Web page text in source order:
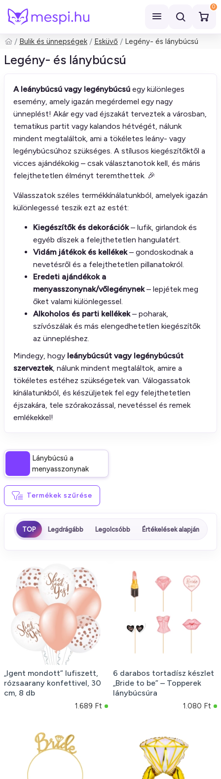
0
Keresés
Bulik és ünnepségek Esküvő Legény- és lánybúcsú
Legény- és lánybúcsú
A leánybúcsú vagy legénybúcsú egy különleges
esemény, amely igazán megérdemel egy nagy
ünneplést! Akár egy vad éjszakát terveztek a városban,
tematikus partit vagy kalandos hétvégét, nálunk
mindent megtaláltok, ami a tökéletes leány- vagy
legénybúcsúhoz szükséges. A stílusos kiegészítőktől a
vicces ajándékokig – csak választanotok kell, és máris
felejthetetlen élményt teremthettek. 🎉
Válasszatok széles termékkínálatunkból, amelyek igazán
különlegessé teszik ezt az estét:
Kiegészítők és dekorációk– lufik, girlandok és
egyéb díszek a felejthetetlen hangulatért.
Vidám játékok és kellékek– gondoskodnak a
nevetésről és a felejthetetlen pillanatokról.
Eredeti ajándékok a
menyasszonynak/vőlegénynek– lepjétek meg
őket valami különlegessel.
Alkoholos és parti kellékek– poharak,
szívószálak és más elengedhetetlen kiegészítők
az ünnepléshez.
Mindegy, hogy leánybúcsút vagy legénybúcsút
szerveztek, nálunk mindent megtaláltok, amire a
tökéletes estéhez szükségetek van. Válogassatok
kínálatunkból, és készüljetek fel egy felejthetetlen
éjszakára, tele szórakozással, nevetéssel és remek
emlékekkel!
Lánybúcsú a
menyasszonynak
Termékek szűrése
TOP Legdrágább Legolcsóbb Értékelések alapján
„Igent mondott” lufiszett,
rózsaarany konfettivel, 30
cm, 8 db
1.689 Ft
6 darabos tortadísz készlet
„Bride to be” – Topperek
lánybúcsúra
1.080 Ft